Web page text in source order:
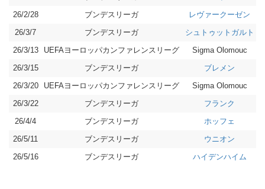
26/2/28
ブンデスリーガ レヴァークーゼン
26/3/7
ブンデスリーガ シュトゥットガルト
26/3/13
UEFAヨーロッパカンファレンスリーグ Sigma Olomouc
26/3/15
ブンデスリーガ ブレメン
26/3/20
UEFAヨーロッパカンファレンスリーグ Sigma Olomouc
26/3/22
ブンデスリーガ フランク
26/4/4
ブンデスリーガ ホッフェ
26/5/11
ブンデスリーガ ウニオン
26/5/16
ブンデスリーガ ハイデンハイム